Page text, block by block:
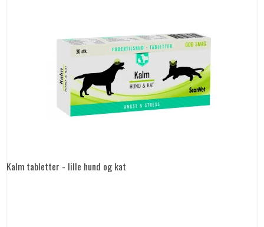
Kalm tabletter - lille hund og kat